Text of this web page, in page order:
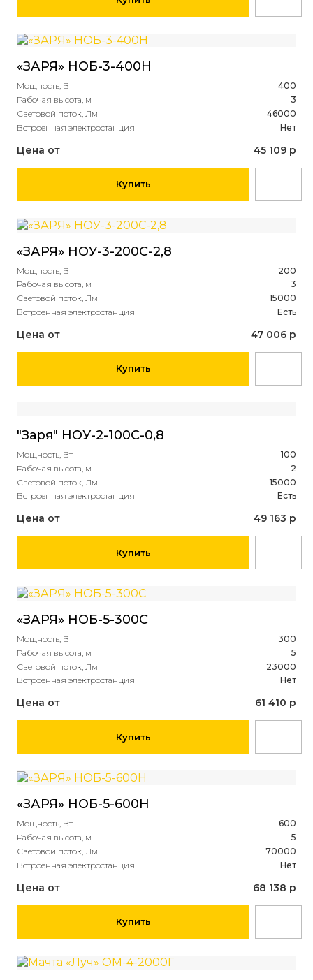
«ЗАРЯ» НОБ-3-400H
Мощность, Вт
400
Рабочая высота, м
3
Световой поток, Лм
46000
Встроенная электростанция
Нет
Цена от 45 109 р
Купить
«ЗАРЯ» НОУ-3-200С-2,8
Мощность, Вт
200
Рабочая высота, м
3
Световой поток, Лм
15000
Встроенная электростанция
Есть
Цена от 47 006 р
Купить
"Заря" НОУ-2-100С-0,8
Мощность, Вт
100
Рабочая высота, м
2
Световой поток, Лм
15000
Встроенная электростанция
Есть
Цена от 49 163 р
Купить
«ЗАРЯ» НОБ-5-300С
Мощность, Вт
300
Рабочая высота, м
5
Световой поток, Лм
23000
Встроенная электростанция
Нет
Цена от 61 410 р
Купить
«ЗАРЯ» НОБ-5-600Н
Мощность, Вт
600
Рабочая высота, м
5
Световой поток, Лм
70000
Встроенная электростанция
Нет
Цена от 68 138 р
Купить